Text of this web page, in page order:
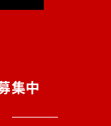
集中